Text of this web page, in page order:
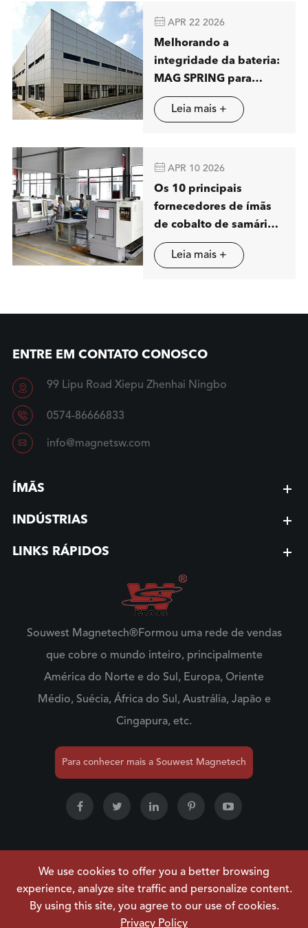
 APR 22 2026
Melhorando a
integridade da bateria:
MAG SPRING para
mostrar soluções
avançadas de
Leia mais +
 APR 10 2026
Os 10 principais
fornecedores de ímãs
de cobalto de samário
(SmCo) na China
Leia mais +
ENTRE EM CONTATO CONOSCO
 99 Lipu Road Xiepu Zhenhai Ningbo
 0574-86666833
 info@magnetsw.com
ÍMÃS
INDÚSTRIAS
LINKS RÁPIDOS
Souwest Magnetech®Formou uma rede de vendas
que cobre o mundo inteiro, principalmente
América do Norte e do Sul, Europa, Oriente
Médio, Suécia, África do Sul, Austrália, Japão e
Cingapura, etc.
Para conhecer mais a Souwest Magnetech
Direitos autorais © NINGBO SOUWEST MAGNETECH
DEVELOPMENT CO.,LTD.Todos os direitos reservados.
| Política de Privacidade
We use cookies to offer you a better browsing
experience, analyze site traffic and personalize content.
By using this site, you agree to our use of cookies.
Privacy Policy